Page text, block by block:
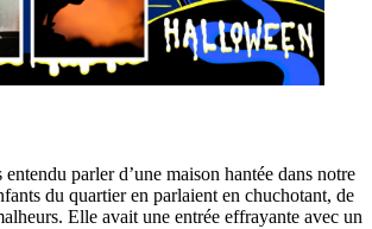
entendu parler d’une maison hantée dans notre
du quartier en parlaient en chuchotant, de
Elle avait une entrée effrayante avec un